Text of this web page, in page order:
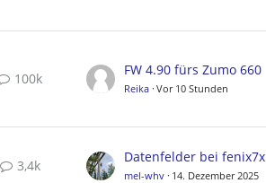
100k
FW 4.90 fürs Zumo 660
Reika Vor 10 Stunden
3,4k
Datenfelder bei fenix7x
mel-whv 14. Dezember 2025